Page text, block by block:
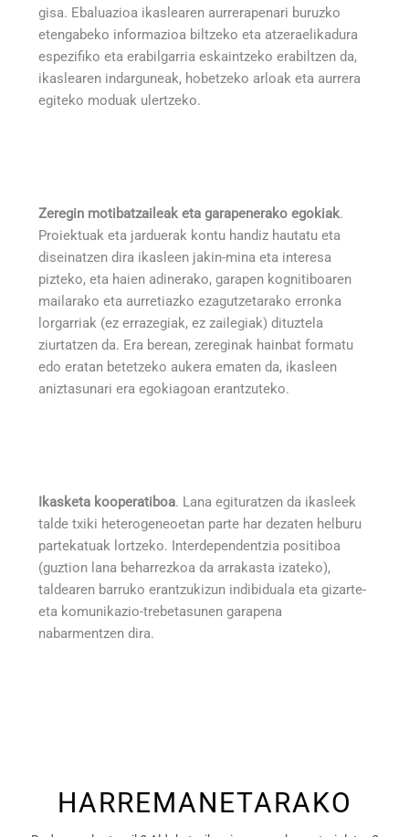
gisa. Ebaluazioa ikaslearen aurrerapenari buruzko
etengabeko informazioa biltzeko eta atzeraelikadura
espezifiko eta erabilgarria eskaintzeko erabiltzen da,
ikaslearen indarguneak, hobetzeko arloak eta aurrera
egiteko moduak ulertzeko.
Zeregin motibatzaileak eta garapenerako egokiak.
Proiektuak eta jarduerak kontu handiz hautatu eta
diseinatzen dira ikasleen jakin-mina eta interesa
pizteko, eta haien adinerako, garapen kognitiboaren
mailarako eta aurretiazko ezagutzetarako erronka
lorgarriak (ez errazegiak, ez zailegiak) dituztela
ziurtatzen da. Era berean, zereginak hainbat formatu
edo eratan betetzeko aukera ematen da, ikasleen
aniztasunari era egokiagoan erantzuteko.
Ikasketa kooperatiboa. Lana egituratzen da ikasleek
talde txiki heterogeneoetan parte har dezaten helburu
partekatuak lortzeko. Interdependentzia positiboa
(guztion lana beharrezkoa da arrakasta izateko),
taldearen barruko erantzukizun indibiduala eta gizarte-
eta komunikazio-trebetasunen garapena
nabarmentzen dira.
HARREMANETARAKO